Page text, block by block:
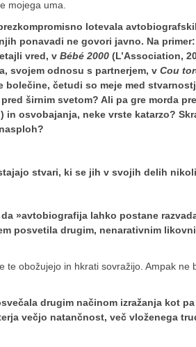
mojega uma.
lotevala
ponavadi ne govori javno. Na primer:
vred, v Bébé 2000(L’Association,
svojem odnosu s partnerjem, v Cou
četudi so meje med
širnim svetom? Ali pa gre morda
osvobajanja, neke vrste katarzo?
stvari, ki se jih v svojih delih
»avtobiografija lahko postane
posvetila drugim, nenarativnim
te obožujejo in hkrati sovražijo. Ampak ne
drugim načinom izražanja kot
večjo natančnost, več vloženega